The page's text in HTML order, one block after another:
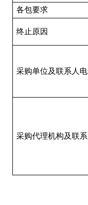
各包要求
终止原因
采购单位及联系人
采购代理机构及联